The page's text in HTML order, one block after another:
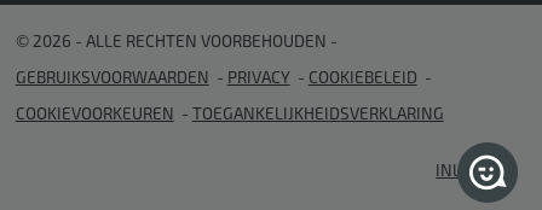
© 2026 - ALLE RECHTEN VOORBEHOUDEN
GEBRUIKSVOORWAARDEN
PRIVACY
COOKIEBELEID
COOKIEVOORKEUREN
TOEGANKELIJKHEIDSVERKLARING
INLOGGEN